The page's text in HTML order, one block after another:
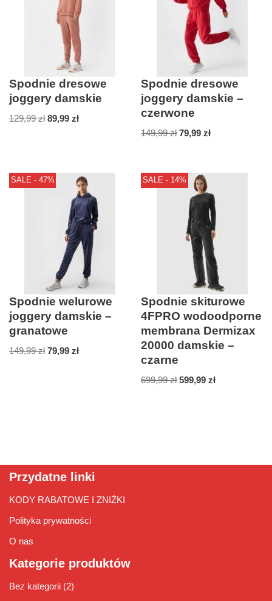
Spodnie dresowe
joggery damskie
129,99zł 89,99 zł
Spodnie dresowe
joggery damskie –
czerwone
149,99zł 79,99zł
SALE - 47%
Spodnie welurowe
joggery damskie –
granatowe
149,99zł 79,99 zł
SALE - 14%
Spodnie skiturowe
4FPRO wodoodporne
membrana Dermizax
20000 damskie –
czarne
699,99zł 599,99zł
Przydatne linki
KODY RABATOWE I ZNIŻKI
Polityka prywatności
O nas
Kategorie produktów
Bez kategorii (2)